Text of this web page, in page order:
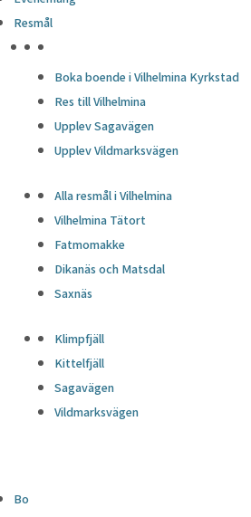
Resmål
Boka boende i Vilhelmina Kyrkstad
Res till Vilhelmina
Upplev Sagavägen
Upplev Vildmarksvägen
Alla resmål i Vilhelmina
Vilhelmina Tätort
Fatmomakke
Dikanäs och Matsdal
Saxnäs
Klimpfjäll
Kittelfjäll
Sagavägen
Vildmarksvägen
Bo